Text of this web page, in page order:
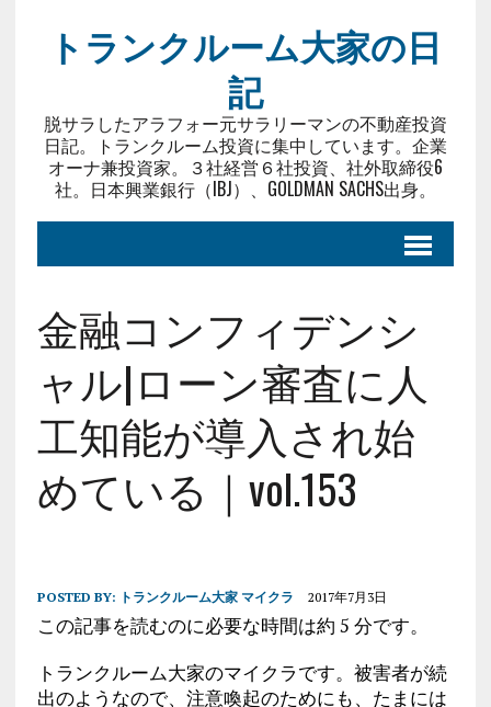
トランクルーム大家の日
記
脱サラしたアラフォー元サラリーマンの不動産投資
日記。トランクルーム投資に集中しています。企業
オーナ兼投資家。３社経営６社投資、社外取締役6
社。日本興業銀行（IBJ）、GOLDMAN SACHS出身。
金融コンフィデンシ
ャル|ローン審査に人
工知能が導入され始
めている｜vol.153
POSTED BY: トランクルーム大家 マイクラ 2017年7月3日
この記事を読むのに必要な時間は約 5 分です。
トランクルーム大家のマイクラです。被害者が続
出のようなので、注意喚起のためにも、たまには